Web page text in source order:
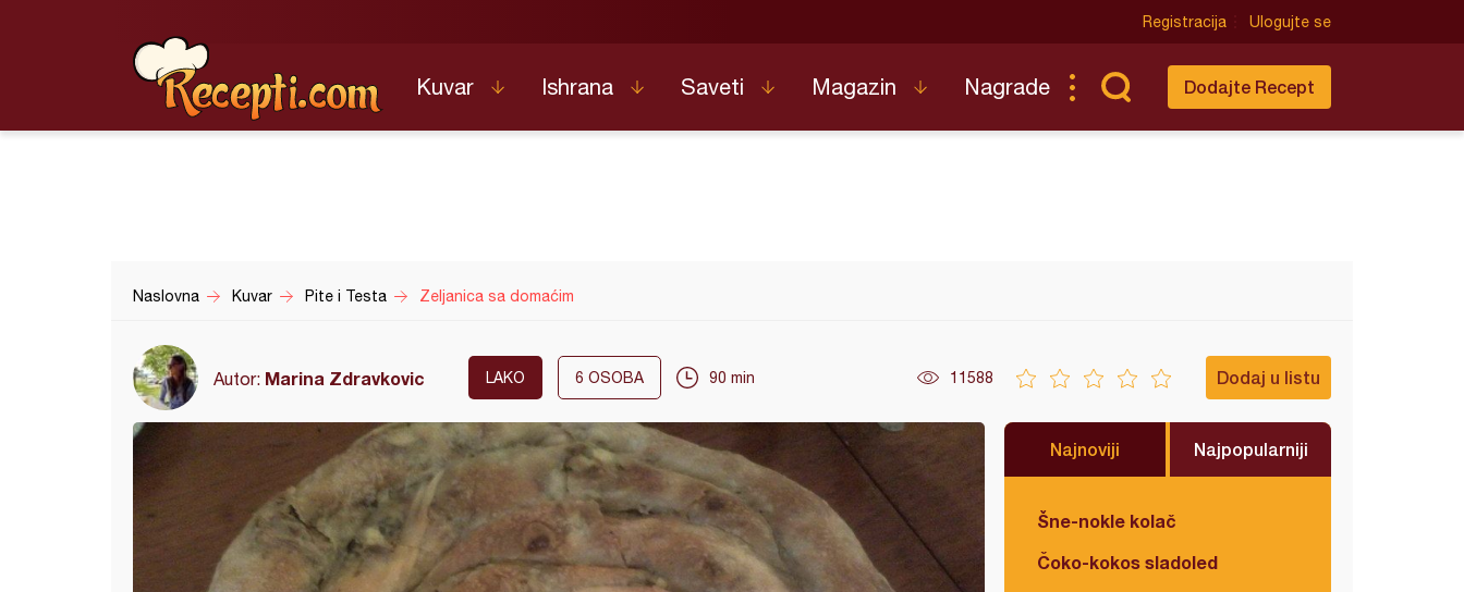
Registracija Ulogujte se
Kuvar Ishrana Saveti Magazin Nagrade Dodajte Recept
Naslovna Kuvar Pite i Testa Zeljanica sa domaćim
Autor: Marina Zdravkovic LAKO 6 OSOBA 90 min 11588 Dodaj u listu
Najnoviji Najpopularniji
Šne-nokle kolač
Čoko-kokos sladoled